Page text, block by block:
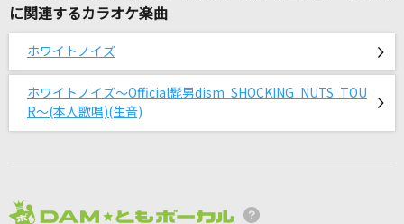
神様の言うとおり
まふまふ
明日への翼
徳永ゆうき
HOWEVER
に関連するカラオケ楽曲
ホワイトノイズ
ホワイトノイズ～Official髭男dism SHOCKING NUTS TOU
R～(本人歌唱)(生音)